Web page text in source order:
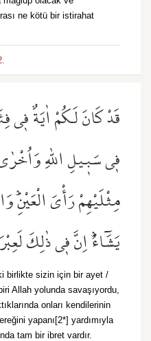
ne kötü bir istirahat
قَدْ كَانَ لَكُمْ اٰيَةٌ ف۪ي
ف۪ي سَب۪يلِ اللّٰهِ
مِثْلَيْهِمْ رَأْيَ الْعَيْنِۜ
يَشَٓاءُۜ اِنَّ ف۪ي ذٰلِكَ
birlikte sizin için bir ayet /
Allah yolunda savaşıyordu,
onları kendilerinin
yapanı[2*] yardımıyla
tam bir ibret vardır.